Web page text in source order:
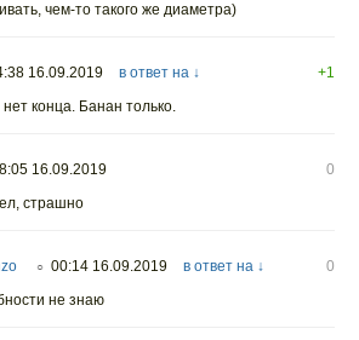
чем-то такого же диаметра)
16.09.2019 в ответ на ↓
+1
конца. Банан только.
16.09.2019
0
страшно
○ 00:14 16.09.2019 в ответ на ↓
0
не знаю